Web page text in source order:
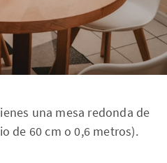
una mesa redonda de
de 60 cm o 0,6 metros).